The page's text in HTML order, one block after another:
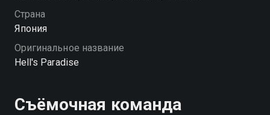
Страна
Япония
Оригинальное название
Hell's Paradise
Съёмочная команда